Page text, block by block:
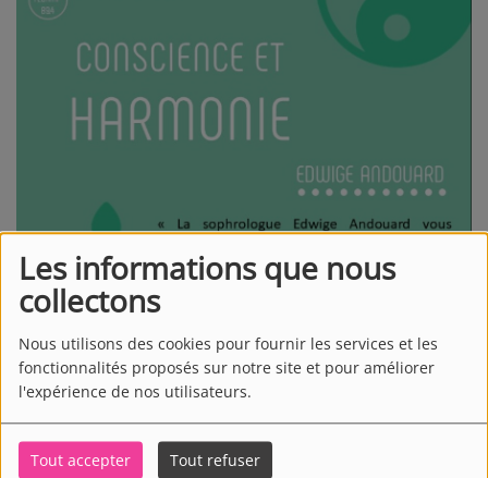
Les informations que nous
collectons
Nous utilisons des cookies pour fournir les services et les
fonctionnalités proposés sur notre site et pour améliorer
l'expérience de nos utilisateurs.
Tout accepter Tout refuser
TOUTE LA SEMAINE, DE 08:30 À 08:32
La sophrologie est l'étude de sa propre conscience grâce à